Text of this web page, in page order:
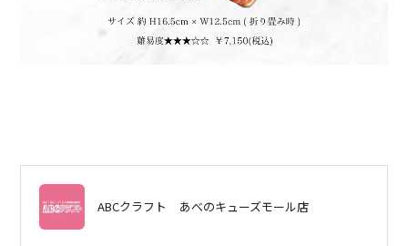
ABCクラフト あべのキューズモール店